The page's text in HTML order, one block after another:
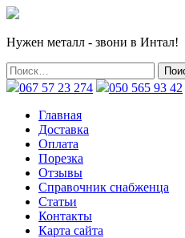
Нужен металл - звони в Интал!
067 57 23 274 050 565 93 42
Главная
Доставка
Оплата
Порезка
Отзывы
Справочник снабженца
Статьи
Контакты
Карта сайта